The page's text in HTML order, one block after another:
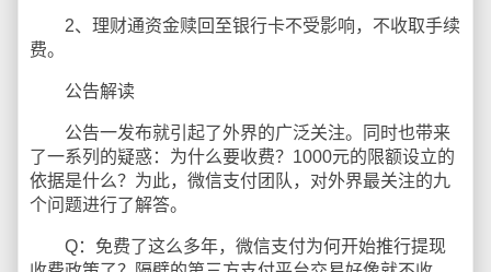
2、理财通资金赎回至银行卡不受影响，不收取手续
费。
公告解读
公告一发布就引起了外界的广泛关注。同时也带来
了一系列的疑惑：为什么要收费？1000元的限额设立的
依据是什么？为此，微信支付团队，对外界最关注的九
个问题进行了解答。
Q：免费了这么多年，微信支付为何开始推行提现